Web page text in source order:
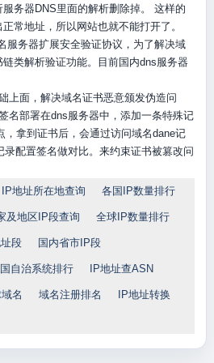
务器DNS里面的解析删除掉。 这样的
常地址，所以网站也就不能打开了。
服务器扩展安全验证协议，为了解决域
类解析验证功能。目前国内dns服务器
上面，解决域名证书恶意颁发伪造问
名部署在dns服务器中，添加一条特殊记
，拿到证书后，会通过访问域名dane记
录配置签名做对比。来约束证书被篡改问
IP地址所在地查询 各国IP数量排行
及地区IP段查询 全球IP数量排行
段 国内省市IP段
自治系统排行 IP地址查ASN
名 域名注册排名 IP地址转换